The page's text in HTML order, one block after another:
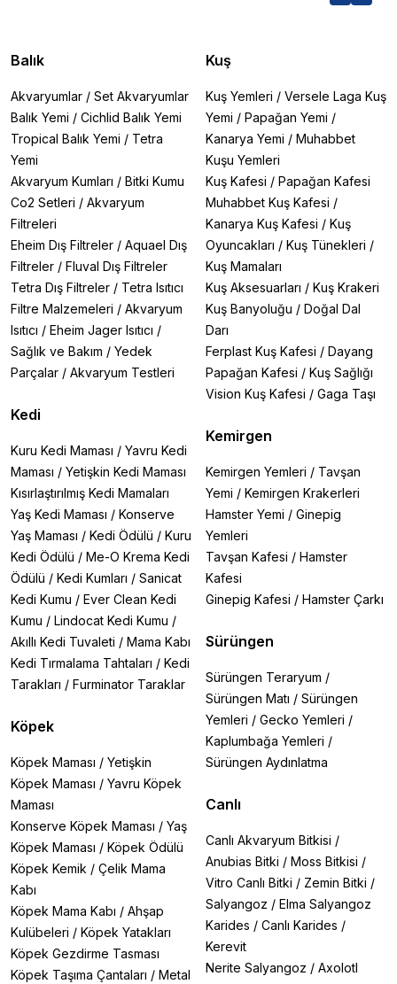
Balık
Akvaryumlar / Set Akvaryumlar
Balık Yemi / Cichlid Balık Yemi
Tropical Balık Yemi / Tetra
Yemi
Akvaryum Kumları / Bitki Kumu
Co2 Setleri / Akvaryum
Filtreleri
Eheim Dış Filtreler / Aquael Dış
Filtreler / Fluval Dış Filtreler
Tetra Dış Filtreler / Tetra Isıtıcı
Filtre Malzemeleri / Akvaryum
Isıtıcı / Eheim Jager Isıtıcı /
Sağlık ve Bakım / Yedek
Parçalar / Akvaryum Testleri
Kedi
Kuru Kedi Maması / Yavru Kedi
Maması / Yetişkin Kedi Maması
Kısırlaştırılmış Kedi Mamaları
Yaş Kedi Maması / Konserve
Yaş Maması / Kedi Ödülü / Kuru
Kedi Ödülü / Me-O Krema Kedi
Ödülü / Kedi Kumları / Sanicat
Kedi Kumu / Ever Clean Kedi
Kumu / Lindocat Kedi Kumu /
Akıllı Kedi Tuvaleti / Mama Kabı
Kedi Tırmalama Tahtaları / Kedi
Tarakları / Furminator Taraklar
Köpek
Köpek Maması / Yetişkin
Köpek Maması / Yavru Köpek
Maması
Konserve Köpek Maması / Yaş
Köpek Maması / Köpek Ödülü
Köpek Kemik / Çelik Mama
Kabı
Köpek Mama Kabı / Ahşap
Kulübeleri / Köpek Yatakları
Köpek Gezdirme Tasması
Köpek Taşıma Çantaları / Metal
Kuş
Kuş Yemleri / Versele Laga Kuş
Yemi / Papağan Yemi /
Kanarya Yemi / Muhabbet
Kuşu Yemleri
Kuş Kafesi / Papağan Kafesi
Muhabbet Kuş Kafesi /
Kanarya Kuş Kafesi / Kuş
Oyuncakları / Kuş Tünekleri /
Kuş Mamaları
Kuş Aksesuarları / Kuş Krakeri
Kuş Banyoluğu / Doğal Dal
Darı
Ferplast Kuş Kafesi / Dayang
Papağan Kafesi / Kuş Sağlığı
Vision Kuş Kafesi / Gaga Taşı
Kemirgen
Kemirgen Yemleri / Tavşan
Yemi / Kemirgen Krakerleri
Hamster Yemi / Ginepig
Yemleri
Tavşan Kafesi / Hamster
Kafesi
Ginepig Kafesi / Hamster Çarkı
Sürüngen
Sürüngen Teraryum /
Sürüngen Matı / Sürüngen
Yemleri / Gecko Yemleri /
Kaplumbağa Yemleri /
Sürüngen Aydınlatma
Canlı
Canlı Akvaryum Bitkisi /
Anubias Bitki / Moss Bitkisi /
Vitro Canlı Bitki / Zemin Bitki /
Salyangoz / Elma Salyangoz
Karides / Canlı Karides /
Kerevit
Nerite Salyangoz / Axolotl